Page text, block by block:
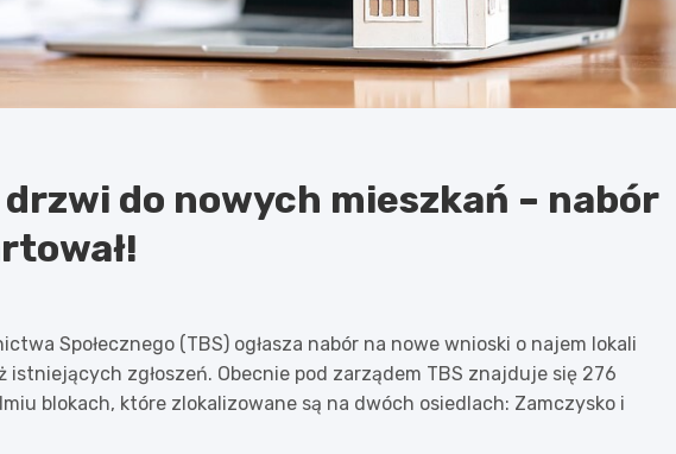
do nowych mieszkań – nabór
Społecznego (TBS) ogłasza nabór na nowe wnioski o najem lokali
zgłoszeń. Obecnie pod zarządem TBS znajduje się 276
blokach, które zlokalizowane są na dwóch osiedlach: Zamczysko i